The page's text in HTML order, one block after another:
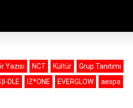
Yazısı NCT Kültür
Grup Tanıtımı
DLE IZ*ONE EVERGLOW aespa